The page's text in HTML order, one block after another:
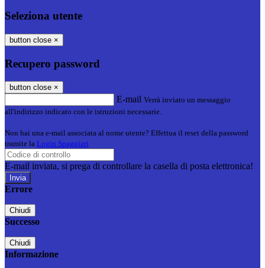
Seleziona utente
button close ×
Recupero password
button close ×
E-mail Verrà inviato un messaggio
all'indirizzo indicato con le istruzioni necessarie.
Non hai una e-mail associata al nome utente? Effettua il reset della password
tramite la Login Spaggiari
E-mail inviata, si prega di controllare la casella di posta elettronica!
Errore
Chiudi
Successo
Chiudi
Informazione